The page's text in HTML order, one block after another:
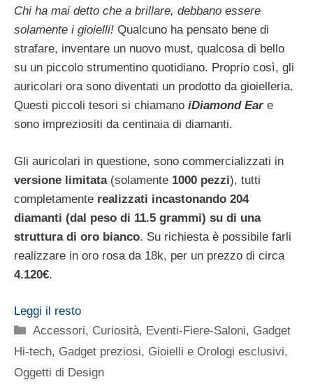
Chi ha mai detto che a brillare, debbano essere
solamente i gioielli! Qualcuno ha pensato bene di
strafare, inventare un nuovo must, qualcosa di bello
su un piccolo strumentino quotidiano. Proprio così, gli
auricolari ora sono diventati un prodotto da gioielleria.
Questi piccoli tesori si chiamano iDiamond Eare
sono impreziositi da centinaia di diamanti.
Gli auricolari in questione, sono commercializzati in
versione limitata(solamente 1000 pezzi), tutti
completamente realizzati incastonando 204
diamanti (dal peso di 11.5 grammi) su di una
struttura di oro bianco. Su richiesta è possibile farli
realizzare in oro rosa da 18k, per un prezzo di circa
4.120€.
Leggi il resto
Categorie
Accessori, Curiosità, Eventi-Fiere-Saloni, Gadget
Hi-tech, Gadget preziosi, Gioielli e Orologi esclusivi,
Oggetti di Design